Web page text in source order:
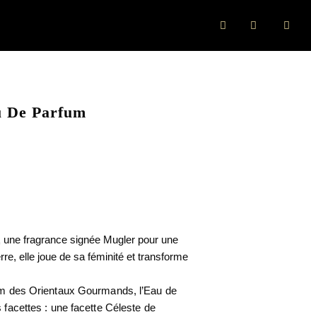
Parfum
fragrance signée Mugler pour une
elle joue de sa féminité et transforme
des Orientaux Gourmands, l’Eau de
: une facette Céleste de